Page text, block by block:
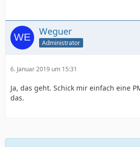
Weguer
Administrator
6. Januar 2019 um 15:31
Ja, das geht. Schick mir einfach eine
das.